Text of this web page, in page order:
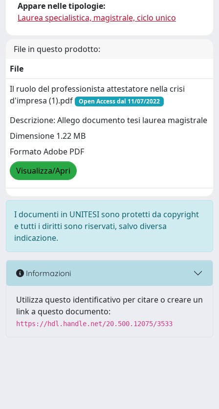
Appare nelle tipologie:
Laurea specialistica, magistrale, ciclo unico
File in questo prodotto:
File
Il ruolo del professionista attestatore nella crisi
d'impresa (1).pdf
Open Access dal 11/07/2022
Descrizione: Allego documento tesi laurea magistrale
Dimensione 1.22 MB
Formato Adobe PDF
Visualizza/Apri
I documenti in UNITESI sono protetti da copyright
e tutti i diritti sono riservati, salvo diversa
indicazione.
Informazioni
Utilizza questo identificativo per citare o creare un
link a questo documento:
https://hdl.handle.net/20.500.12075/3533